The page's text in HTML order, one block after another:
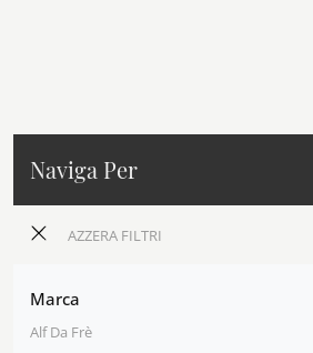
Naviga Per
AZZERA FILTRI
Marca
Alf Da Frè